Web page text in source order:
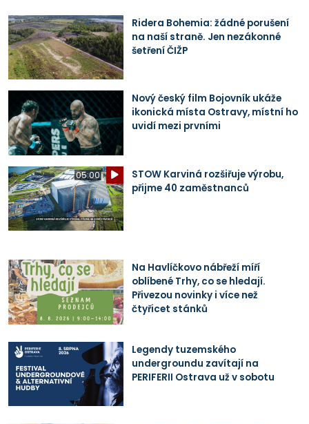
Ridera Bohemia: žádné porušení
na naší straně. Jen nezákonné
šetření ČIŽP
Nový český film Bojovník ukáže
ikonická místa Ostravy, místní ho
uvidí mezi prvními
05:00
STOW Karviná rozšiřuje výrobu,
přijme 40 zaměstnanců
Na Havlíčkovo nábřeží míří
oblíbené Trhy, co se hledají.
Přivezou novinky i více než
čtyřicet stánků
Legendy tuzemského
undergroundu zavítají na
PERIFERII Ostrava už v sobotu